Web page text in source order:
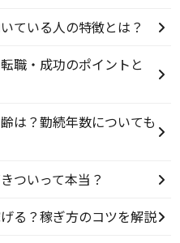
ている人の特徴とは？
職・成功のポイントと
は？勤続年数についても
ついって本当？
る？稼ぎ方のコツを解説